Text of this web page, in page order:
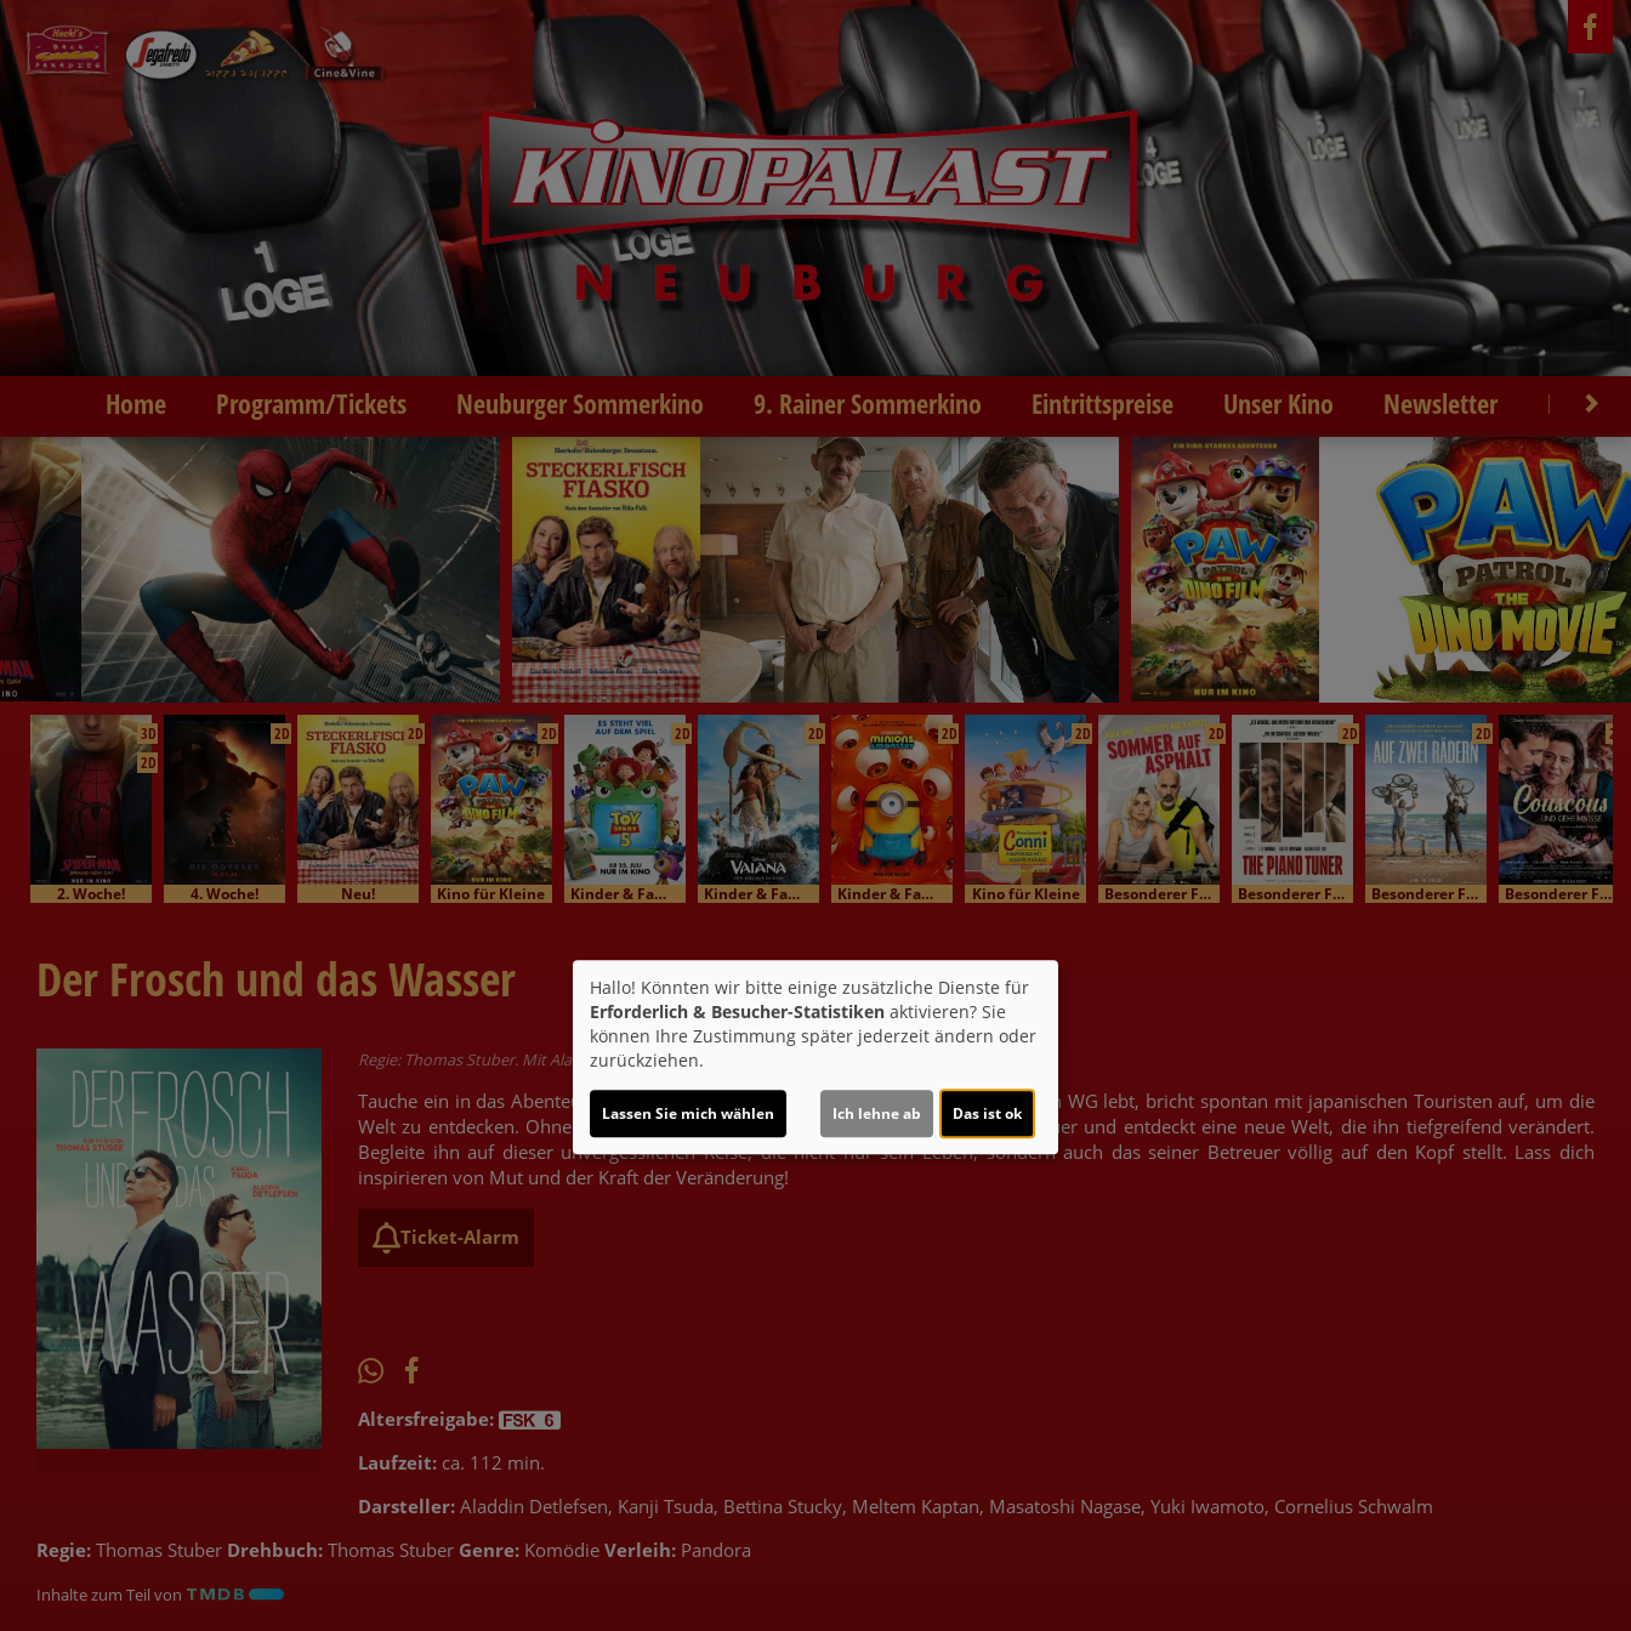
Home Programm/Tickets Neuburger Sommerkino 9. Rainer Sommerkino Eintrittspreise Unser Kino Newsletter Kontakt
3D
2D
2. Woche!
2D
4. Woche!
2D
Neu!
2D
Kino für Kleine
2D
Kinder & Familienkino
2D
Kinder & Familienkino
2D
Kinder & Familienkino
2D
Kino für Kleine
2D
Besonderer Film / Kinomatinee
2D
Besonderer Film / Kinomatinee
2D
Besonderer Film / Kinomatinee
2D
Besonderer Film / Kinomatinee
Der Frosch und das Wasser
Regie: Thomas Stuber. Mit Aladdin Detlefsen, Kanji Tsuda, Bettina Stucky
Tauche ein in das Abenteuer eines stummen Helden! Buschi, der in einer betreuten WG lebt, bricht spontan mit japanischen Touristen auf, um die
Welt zu entdecken. Ohne die Sprache zu sprechen, erlebt er unglaubliche Abenteuer und entdeckt eine neue Welt, die ihn tiefgreifend verändert.
Begleite ihn auf dieser unvergesslichen Reise, die nicht nur sein Leben, sondern auch das seiner Betreuer völlig auf den Kopf stellt. Lass dich
inspirieren von Mut und der Kraft der Veränderung!
Ticket-Alarm
Altersfreigabe:
Laufzeit: ca. 112 min.
Darsteller: Aladdin Detlefsen, Kanji Tsuda, Bettina Stucky, Meltem Kaptan, Masatoshi Nagase, Yuki Iwamoto, Cornelius Schwalm
Regie: Thomas Stuber Drehbuch: Thomas Stuber Genre: Komödie Verleih: Pandora
Inhalte zum Teil von
Hallo! Könnten wir bitte einige zusätzliche Dienste für
Erforderlich & Besucher-Statistiken aktivieren? Sie
können Ihre Zustimmung später jederzeit ändern oder
zurückziehen.
Lassen Sie mich wählen Ich lehne ab Das ist ok